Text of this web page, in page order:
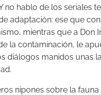
no hablo de los seriales
adaptación: ese que
mientras que a Don
la contaminación, le
diálogos manidos unas
nipones sobre la